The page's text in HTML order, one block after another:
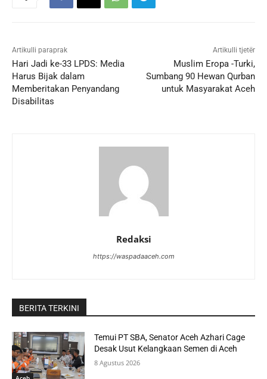
Artikulli paraprak
Hari Jadi ke-33 LPDS: Media
Harus Bijak dalam
Memberitakan Penyandang
Disabilitas
Artikulli tjetër
Muslim Eropa -Turki,
Sumbang 90 Hewan Qurban
untuk Masyarakat Aceh
Redaksi
https://waspadaaceh.com
BERITA TERKINI
Temui PT SBA, Senator Aceh Azhari Cage
Desak Usut Kelangkaan Semen di Aceh
8 Agustus 2026